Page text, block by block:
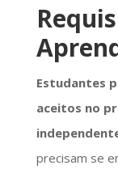
Estudantes
aceitos no
precisam se